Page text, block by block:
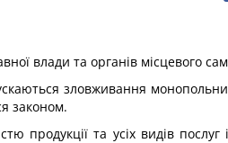
влади та органів місцевого
зловживання
законом.
та усіх видів послуг